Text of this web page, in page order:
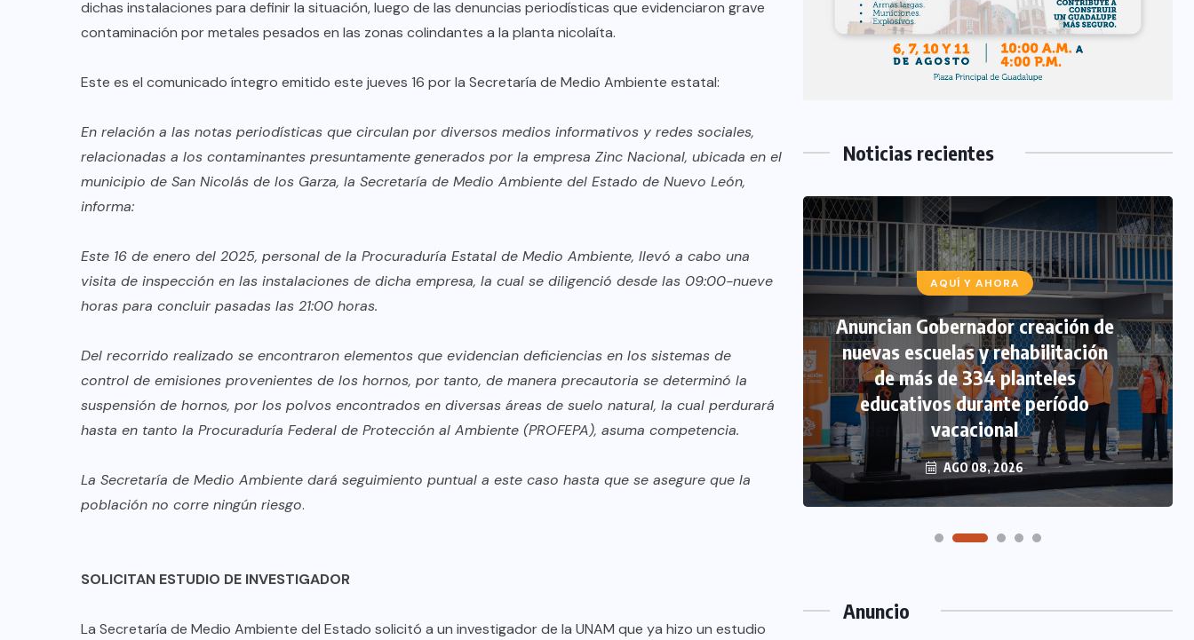
dichas instalaciones para definir la situación, luego de las denuncias periodísticas que evidenciaron grave
contaminación por metales pesados en las zonas colindantes a la planta nicolaíta.
Este es el comunicado íntegro emitido este jueves 16 por la Secretaría de Medio Ambiente estatal:
En relación a las notas periodísticas que circulan por diversos medios informativos y redes sociales,
relacionadas a los contaminantes presuntamente generados por la empresa Zinc Nacional, ubicada en el
municipio de San Nicolás de los Garza, la Secretaría de Medio Ambiente del Estado de Nuevo León,
informa:
Este 16 de enero del 2025, personal de la Procuraduría Estatal de Medio Ambiente, llevó a cabo una
visita de inspección en las instalaciones de dicha empresa, la cual se diligenció desde las 09:00-nueve
horas para concluir pasadas las 21:00 horas.
Del recorrido realizado se encontraron elementos que evidencian deficiencias en los sistemas de
control de emisiones provenientes de los hornos, por tanto, de manera precautoria se determinó la
suspensión de hornos, por los polvos encontrados en diversas áreas de suelo natural, la cual perdurará
hasta en tanto la Procuraduría Federal de Protección al Ambiente (PROFEPA), asuma competencia.
La Secretaría de Medio Ambiente dará seguimiento puntual a este caso hasta que se asegure que la
población no corre ningún riesgo.
SOLICITAN ESTUDIO DE INVESTIGADOR
La Secretaría de Medio Ambiente del Estado solicitó a un investigador de la UNAM que ya hizo un estudio
Noticias recientes
Estado apoya a las mujeres para
prevenir y denunciar la violencia:
Miguel Flores
Advierte Víctor Pérez sobre
riesgos en lineamientos de
derechos de las audiencias
AQUÍ Y AHORA
Anuncian Gobernador creación de
nuevas escuelas y rehabilitación
de más de 334 planteles
educativos durante período
vacacional
AGO 08, 2026
Anuncio